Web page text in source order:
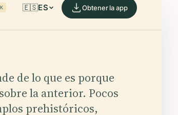
🇪🇸ES Obtener la app
de lo que es porque
la anterior. Pocos
prehistóricos,